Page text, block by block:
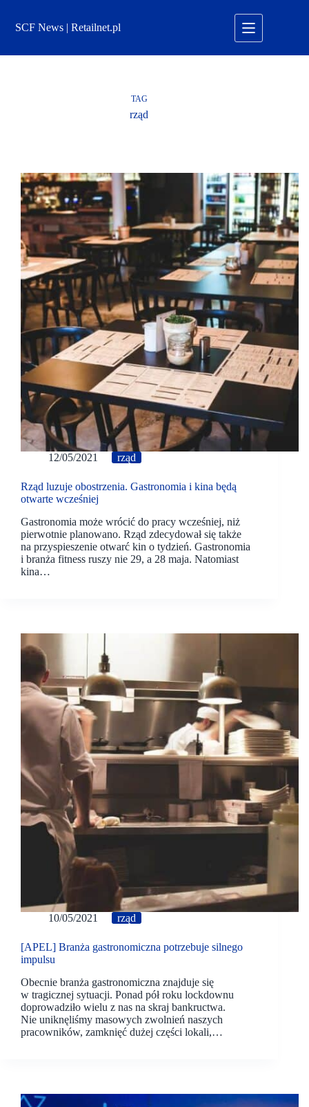
treściSCF News | Retailnet.pl
TAG
rząd
12/05/2021 rząd
Rząd luzuje obostrzenia. Gastronomia i kina będą
otwarte wcześniej
Gastronomia może wrócić do pracy wcześniej, niż
pierwotnie planowano. Rząd zdecydował się także
na przyspieszenie otwarć kin o tydzień. Gastronomia
i branża fitness ruszy nie 29, a 28 maja. Natomiast
kina…
10/05/2021 rząd
[APEL] Branża gastronomiczna potrzebuje silnego
impulsu
Obecnie branża gastronomiczna znajduje się
w tragicznej sytuacji. Ponad pół roku lockdownu
doprowadziło wielu z nas na skraj bankructwa.
Nie uniknęliśmy masowych zwolnień naszych
pracowników, zamknięć dużej części lokali,…